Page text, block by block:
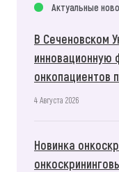
Актуальные
В Сеченовском
онкопациентов
4 Августа 2026
Новинка